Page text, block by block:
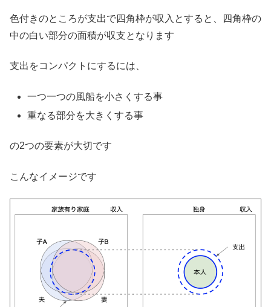
色付きのところが支出で四角枠が収入とすると、四角枠の
中の白い部分の面積が収支となります
支出をコンパクトにするには、
一つ一つの風船を小さくする事
重なる部分を大きくする事
の2つの要素が大切です
こんなイメージです